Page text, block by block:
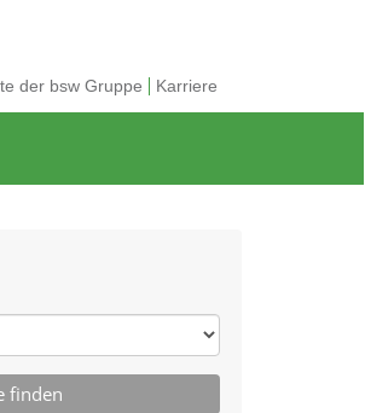
der bsw Gruppe Karriere